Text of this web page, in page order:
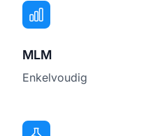
MLM
Enkelvoudig